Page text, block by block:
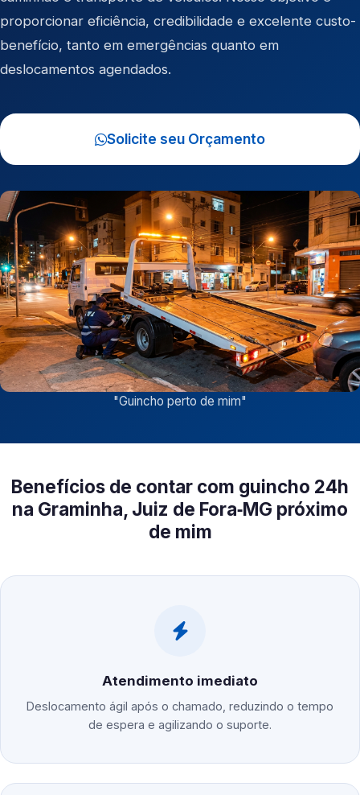
proporcionar eficiência, credibilidade e excelente custo-
benefício, tanto em emergências quanto em
deslocamentos agendados.
Solicite seu Orçamento
"Guincho perto de mim"
Benefícios de contar com guincho 24h
na Graminha, Juiz de Fora‑MG próximo
de mim
Atendimento imediato
Deslocamento ágil após o chamado, reduzindo o tempo
de espera e agilizando o suporte.